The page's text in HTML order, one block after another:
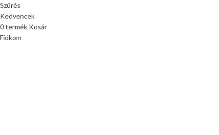
Szűrés
Kedvencek
0termék Kosár
Fiókom